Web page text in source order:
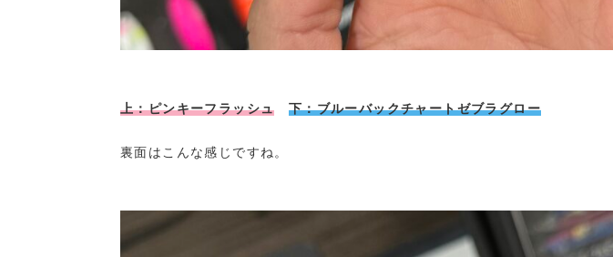
上：ピンキーフラッシュ 下：ブルーバックチャートゼブラグロー
裏面はこんな感じですね。